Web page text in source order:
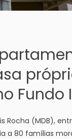
Fundo
Rocha (MDB),
a 80 famílias